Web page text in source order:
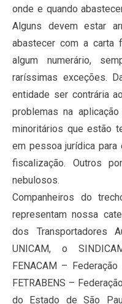
onde e quando
Alguns devem estar
abastecer com a carta
algum numerário,
raríssimas exceções.
entidade ser contrária
problemas na
minoritários que estão
em pessoa jurídica para
fiscalização. Outros
nebulosos.
Companheiros do
representam nossa
dos Transportadores
UNICAM, o
FENACAM –
FETRABENS –
do Estado de São